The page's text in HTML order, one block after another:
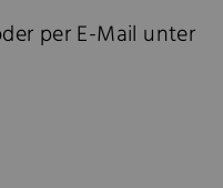
per E-Mail unter